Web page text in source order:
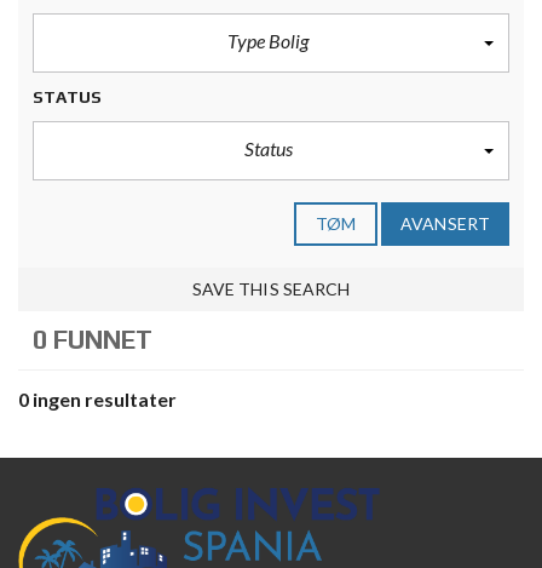
Type Bolig
STATUS
Status
TØM AVANSERT
SAVE THIS SEARCH
0 FUNNET
0 ingen resultater